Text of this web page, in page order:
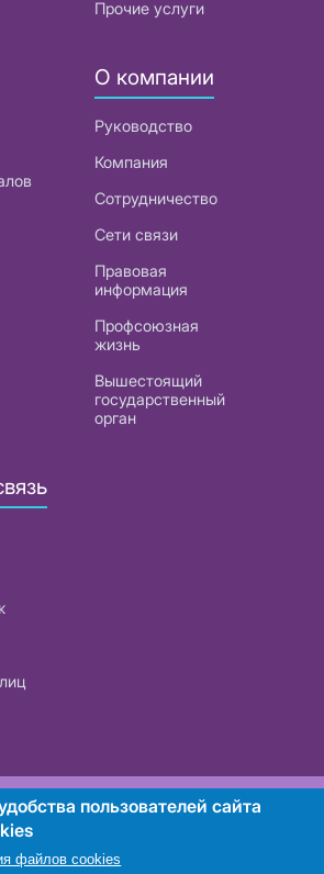
Прочие услуги
О компании
Руководство
Компания
Сотрудничество
Сети связи
Правовая
информация
Профсоюзная
жизнь
Вышестоящий
государственный
орган
УНП 101007741
пользователей сайта
файлов cookies